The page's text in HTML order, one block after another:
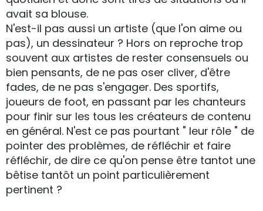
avait sa blouse.
N'est-il pas aussi un artiste (que l'on aime ou
pas), un dessinateur ? Hors on reproche trop
souvent aux artistes de rester consensuels ou
bien pensants, de ne pas oser cliver, d'être
fades, de ne pas s'engager. Des sportifs,
joueurs de foot, en passant par les chanteurs
pour finir sur les tous les créateurs de contenu
en général. N'est ce pas pourtant " leur rôle " de
pointer des problèmes, de réfléchir et faire
réfléchir, de dire ce qu'on pense être tantot une
bêtise tantôt un point particulièrement
pertinent ?